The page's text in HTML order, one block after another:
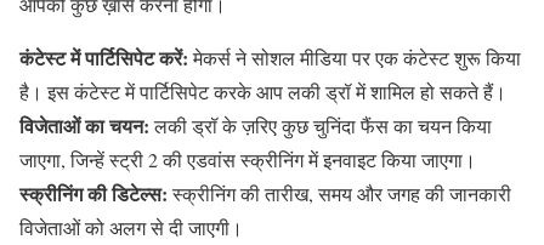
कंटेस्ट में पार्टिसिपेट करें:मेकर्स ने सोशल मीडिया पर एक कंटेस्ट शुरू किया
है। इस कंटेस्ट में पार्टिसिपेट करके आप लकी ड्रॉ में शामिल हो सकते हैं।
विजेताओं का चयन:लकी ड्रॉ के ज़रिए कुछ चुनिंदा फैंस का चयन किया
जाएगा, जिन्हें स्ट्री 2 की एडवांस स्क्रीनिंग में इनवाइट किया जाएगा।
स्क्रीनिंग की डिटेल्स:स्क्रीनिंग की तारीख, समय और जगह की जानकारी
विजेताओं को अलग से दी जाएगी।